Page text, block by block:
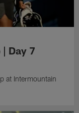
Day 7
at Intermountain